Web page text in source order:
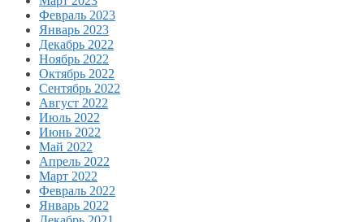
Февраль 2023
Январь 2023
Декабрь 2022
Ноябрь 2022
Октябрь 2022
Сентябрь 2022
Август 2022
Июль 2022
Июнь 2022
Май 2022
Апрель 2022
Март 2022
Февраль 2022
Январь 2022